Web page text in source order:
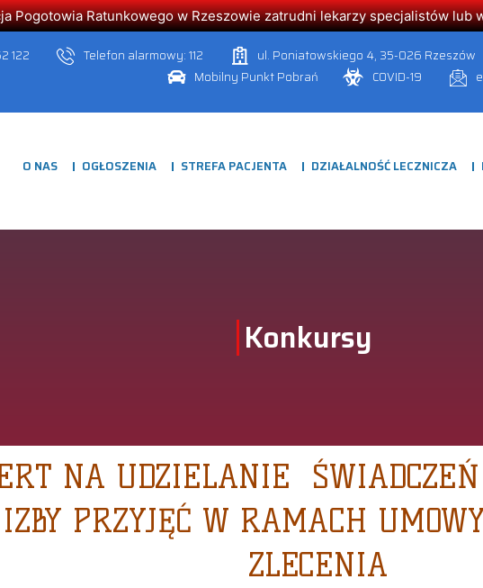
Pogotowia Ratunkowego w Rzeszowie zatrudni lekarzy specjalistów lub
122 Telefon alarmowy: 112 ul. Poniatowskiego 4, 35-026 Rzeszów
Mobilny Punkt Pobrań
COVID-19
O NAS OGŁOSZENIA STREFA PACJENTA DZIAŁALNOŚĆ LECZNICZA
Konkursy
NA UDZIELANIE
PRZYJĘĆ W RAMACH
ZLECENIA